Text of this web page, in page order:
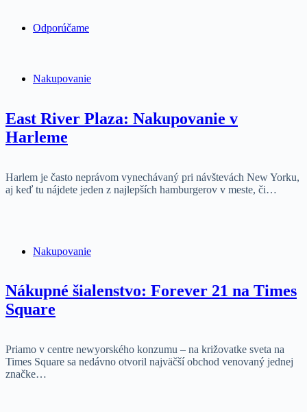
Odporúčame
Nakupovanie
East River Plaza: Nakupovanie v
Harleme
Harlem je často neprávom vynechávaný pri návštevách New Yorku,
aj keď tu nájdete jeden z najlepších hamburgerov v meste, či…
Nakupovanie
Nákupné šialenstvo: Forever 21 na Times
Square
Priamo v centre newyorského konzumu – na križovatke sveta na
Times Square sa nedávno otvoril najväčší obchod venovaný jednej
značke…